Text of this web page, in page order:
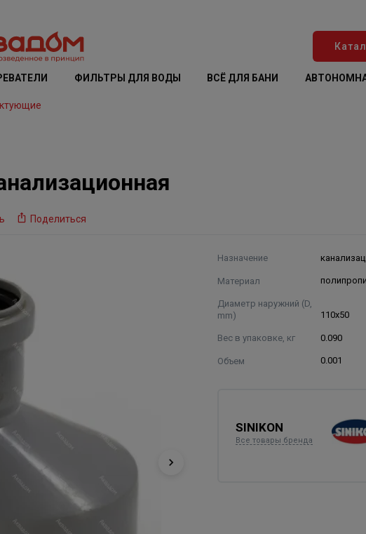
ФИЛЬТРЫ ДЛЯ ВОДЫ ВСЁ ДЛЯ БАНИ
Поделиться
Назначение
Материал
Диаметр наружний (D,
mm)
110х50
Вес в упаковке, кг 0.090
Объем 0.001
SINIKON
Все товары бренда